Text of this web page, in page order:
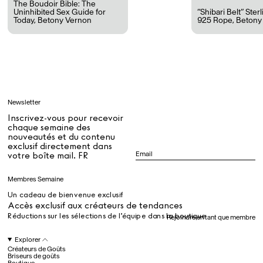
Tous
Dr Stolberg's Daily Habits to Support Your Inner Health
The Boudoir Bible: The
Uninhibited Sex Guide for
Today, Betony Vernon
“Shibari Belt”
925 Rope,
Newsletter
Inscrivez-vous pour recevoir
chaque semaine des
nouveautés et du contenu
exclusif directement dans
votre boîte mail. FR
Membres Semaine
Accès exclusif aux créateurs de tendances
Réductions sur les sélections de l’équipe dans la boutique
Un cadeau de bienvenue exclusif
Rejoindre en tant que membre
Explorer
Créateurs de Goûts
Briseurs de goûts